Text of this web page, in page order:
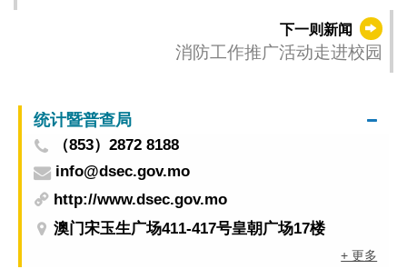
下一则新闻
消防工作推广活动走进校园
统计暨普查局
（853）2872 8188
info@dsec.gov.mo
http://www.dsec.gov.mo
澳门宋玉生广场411-417号皇朝广场17楼
+ 更多